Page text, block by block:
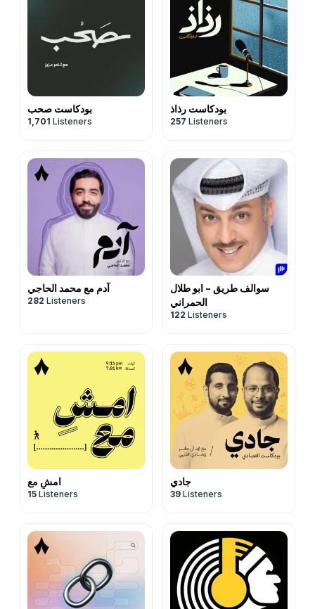
بودكاست صحب
1,701 Listeners
بودكاست رذاذ
257 Listeners
آدم مع محمد الحاجي
282 Listeners
سوالف طريق - ابو طلال
الحمراني
122 Listeners
امشِ مع
15 Listeners
جادي
39 Listeners